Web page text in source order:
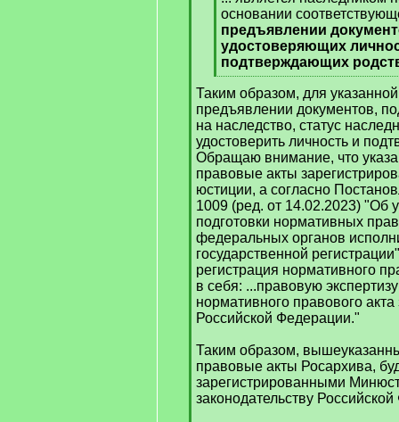
основании
предъявлении
удостоверяющих
подтверждающих
[
/
q
]
Таким образом, для
предъявлении документов,
на наследство, статус
удостоверить личность и
Обращаю внимание, что
правовые акты
юстиции, а согласно
1009 (ред. от 14.02.2023) "Об
подготовки нормативных
федеральных органов
государственной
регистрация нормативного
в себя: ...правовую
нормативного правового акта
Российской Федерации."
Таким образом,
правовые акты Росархива,
зарегистрированными
законодательству